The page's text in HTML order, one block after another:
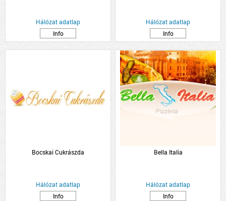
Hálózat adatlap
Info
Hálózat adatlap
Info
Bocskai Cukrászda
Hálózat adatlap
Info
Bella Italia
Hálózat adatlap
Info